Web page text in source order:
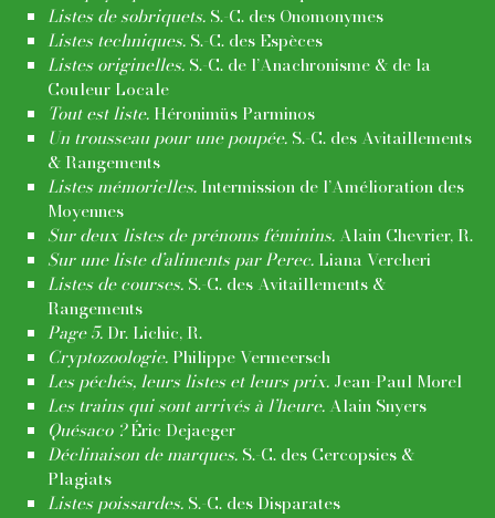
Listes de sobriquets.S.-C. des Onomonymes
Listes techniques.S.-C. des Espèces
Listes originelles.S.-C. de l’Anachronisme & de la
Couleur Locale
Tout est liste.Héronimüs Parminos
Un trousseau pour une poupée.S.-C. des Avitaillements
& Rangements
Listes mémorielles.Intermission de l’Amélioration des
Moyennes
Sur deux listes de prénoms féminins.Alain Chevrier, R.
Sur une liste d’aliments par Perec.Liana Vercheri
Listes de courses.S.-C. des Avitaillements &
Rangements
Page 5.Dr. Lichic, R.
Cryptozoologie.Philippe Vermeersch
Les péchés, leurs listes et leurs prix.Jean-Paul Morel
Les trains qui sont arrivés à l’heure.Alain Snyers
Quésaco ?Éric Dejaeger
Déclinaison de marques.S.-C. des Cercopsies &
Plagiats
Listes poissardes.S.-C. des Disparates